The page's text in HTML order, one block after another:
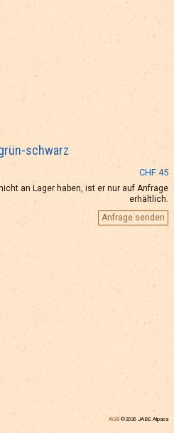
schwarz
CHF 45
an Lager haben, ist er nur auf Anfrage
erhältlich.
Anfrage senden
AGB ©2026 JABE Alpaca